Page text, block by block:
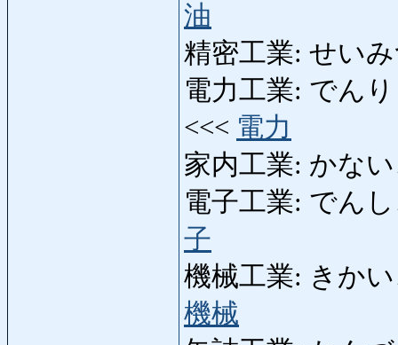
油
精密工業: せい
電力工業: でん
<<< 電力
家内工業: かな
電子工業: でん
子
機械工業: きか
機械